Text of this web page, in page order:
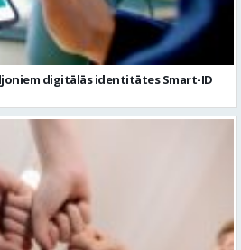
digitālās identitātes Smart-ID